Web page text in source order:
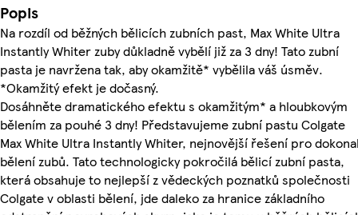
Popis
Na rozdíl od běžných bělicích zubních past, Max White Ultra
Instantly Whiter zuby důkladně vybělí již za 3 dny! Tato zubní
pasta je navržena tak, aby okamžitě* vybělila váš úsměv.
*Okamžitý efekt je dočasný.
Dosáhněte dramatického efektu s okamžitým* a hloubkovým
bělením za pouhé 3 dny! Představujeme zubní pastu Colgate
Max White Ultra Instantly Whiter, nejnovější řešení pro
bělení zubů. Tato technologicky pokročilá bělicí zubní pasta,
která obsahuje to nejlepší z vědeckých poznatků společnosti
Colgate v oblasti bělení, jde daleko za hranice základního